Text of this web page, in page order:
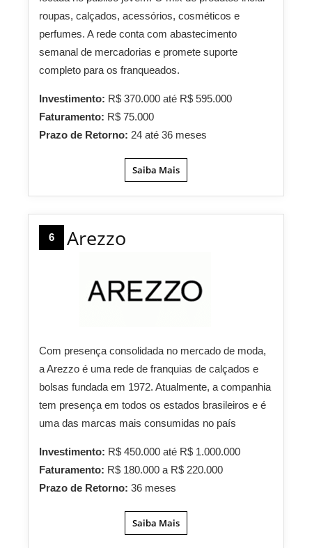
roupas, calçados, acessórios, cosméticos e
perfumes. A rede conta com abastecimento
semanal de mercadorias e promete suporte
completo para os franqueados.
Investimento: R$ 370.000 até R$ 595.000
Faturamento: R$ 75.000
Prazo de Retorno: 24 até 36 meses
Saiba Mais
6 Arezzo
Com presença consolidada no mercado de moda,
a Arezzo é uma rede de franquias de calçados e
bolsas fundada em 1972. Atualmente, a companhia
tem presença em todos os estados brasileiros e é
uma das marcas mais consumidas no país
Investimento: R$ 450.000 até R$ 1.000.000
Faturamento: R$ 180.000 a R$ 220.000
Prazo de Retorno: 36 meses
Saiba Mais